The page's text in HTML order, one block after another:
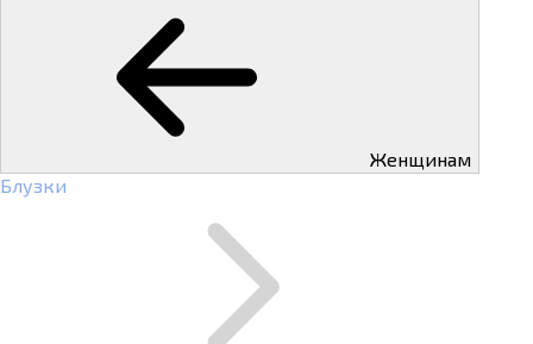
Женщинам
Блузки